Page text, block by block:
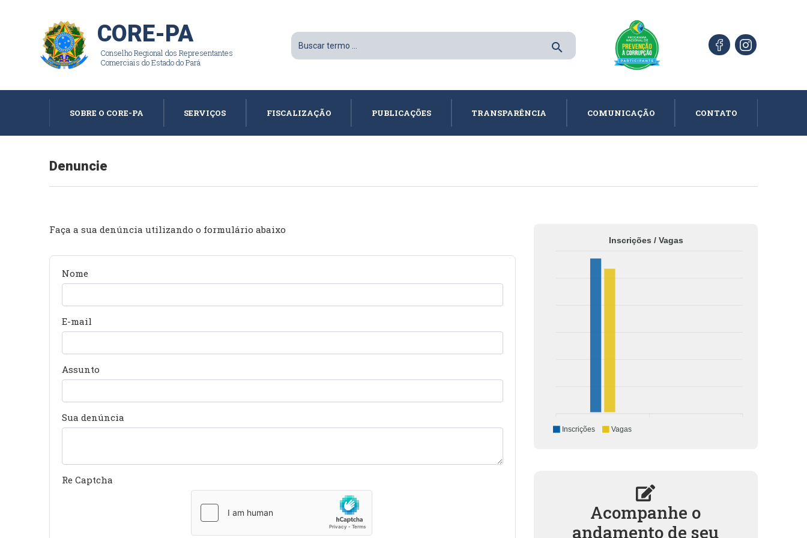
CORE-PA
Conselho Regional dos Representantes
Comerciais do Estado do Pará
search
SOBRE O CORE-PA SERVIÇOS FISCALIZAÇÃO PUBLICAÇÕES TRANSPARÊNCIA COMUNICAÇÃO CONTATO
Denuncie
Faça a sua denúncia utilizando o formulário abaixo
Nome
E-mail
Assunto
Sua denúncia
Re Captcha
Inscrições / Vagas
Inscrições Vagas
Acompanhe o
andamento de seu